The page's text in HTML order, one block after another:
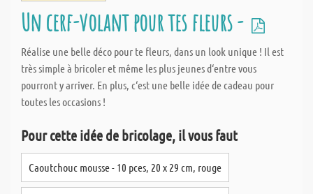
Un cerf-volant pour tes fleurs -
Réalise une belle déco pour te fleurs, dans un look unique ! Il est
très simple à bricoler et même les plus jeunes d‘entre vous
pourront y arriver. En plus, c‘est une belle idée de cadeau pour
toutes les occasions !
Pour cette idée de bricolage, il vous faut
Caoutchouc mousse - 10 pces, 20 x 29 cm, rouge